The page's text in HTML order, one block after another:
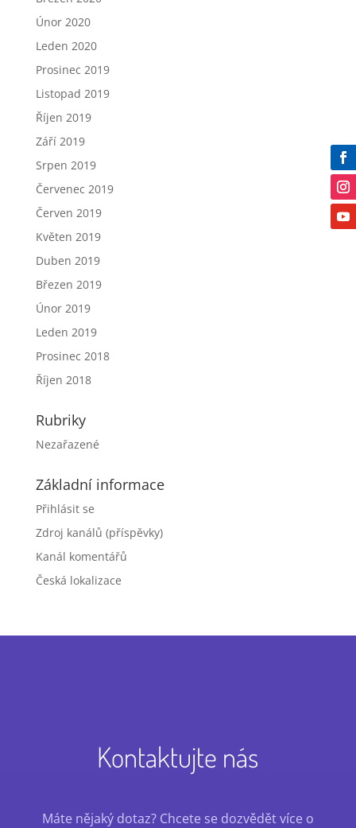
Únor 2020
Leden 2020
Prosinec 2019
Listopad 2019
Říjen 2019
Září 2019
Srpen 2019
Červenec 2019
Červen 2019
Květen 2019
Duben 2019
Březen 2019
Únor 2019
Leden 2019
Prosinec 2018
Říjen 2018
Rubriky
Nezařazené
Základní informace
Přihlásit se
Zdroj kanálů (příspěvky)
Kanál komentářů
Česká lokalizace
Kontaktujte nás
Máte nějaký dotaz? Chcete se dozvědět více o